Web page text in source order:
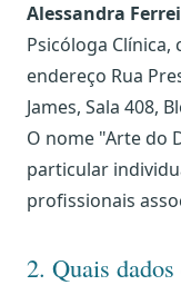
Alessandra
Psicóloga
endereço Rua
James, Sala 408,
O nome "Arte do
particular
profissionais
2. Quais